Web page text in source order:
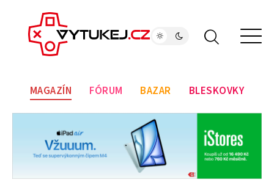
MAGAZÍN FÓRUM BAZAR BLESKOVKY